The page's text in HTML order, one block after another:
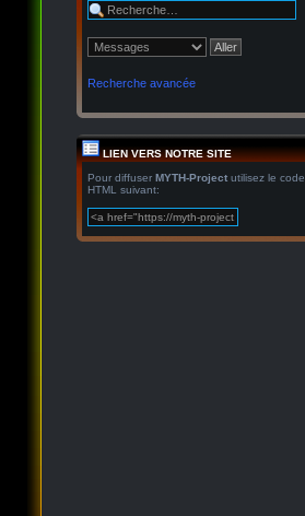
Recherche avancée
LIEN VERS NOTRE SITE
Pour diffuser MYTH-Project utilisez le code
HTML suivant: